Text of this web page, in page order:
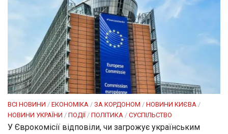
ВСІ НОВИНИ / ЕКОНОМІКА / ЗА КОРДОНОМ / НОВИНИ КИЄВА /
НОВИНИ УКРАЇНИ / ПОДІЇ / ПОЛІТИКА / СУСПІЛЬСТВО
У Єврокомісії відповіли, чи загрожує українським